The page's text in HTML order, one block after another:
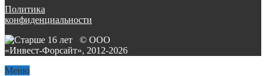
Политика
конфиденциальности
© ООО
«Инвест-Форсайт», 2012-2026
Меню